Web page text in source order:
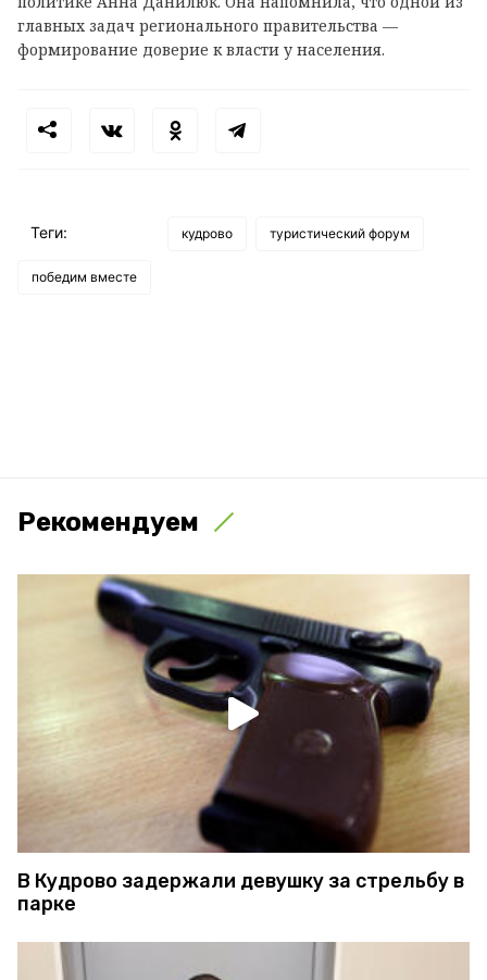
главных задач регионального правительства —
формирование доверие к власти у населения.
Теги: кудрово туристический форум
победим вместе
Рекомендуем
В Кудрово задержали девушку за стрельбу в
парке